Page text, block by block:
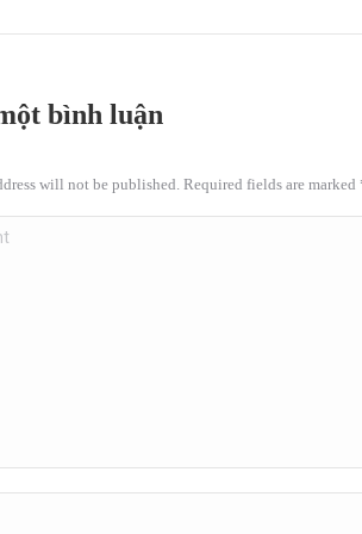
bình luận
will not be published. Required fields are marked